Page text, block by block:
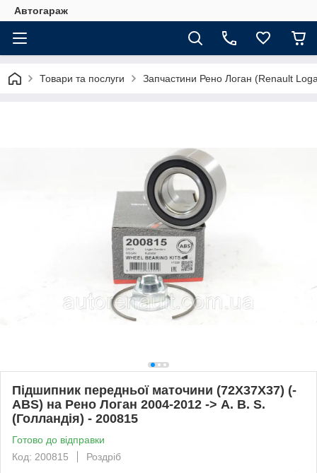
Автогараж
Товари та послуги Запчастини Рено Логан (Renault
Підшипник передньої маточини (72X37X37) (-
ABS) на Рено Логан 2004-2012 -> A. B. S.
(Голландія) - 200815
Готово до відправки
Код: 200815
Роздріб